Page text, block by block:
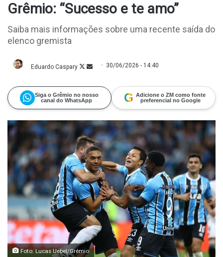
Grêmio: “Sucesso e te amo”
Saiba mais informações sobre uma recente saída do
elenco gremista
Eduardo Caspary FollowMande
30/06/2026 - 14:40
Siga o Grêmio no nosso
canal do WhatsApp
G Adicione o ZM como fonte
preferencial no Google
Foto: Lucas Uebel/Grêmio